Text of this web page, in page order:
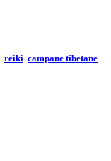
reiki campane tibetane